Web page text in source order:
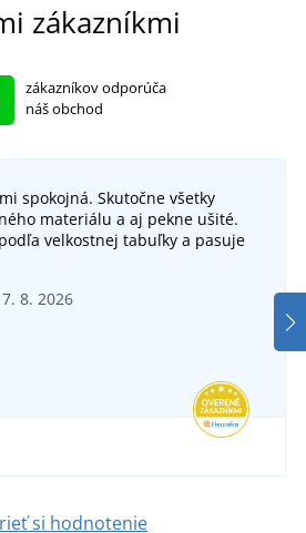
zákazníkmi
zákazníkov odporúča
náš obchod
spokojná. Skutočne všetky
materiálu a aj pekne ušité.
velkostnej tabuľky a pasuje
8. 2026
si hodnotenie